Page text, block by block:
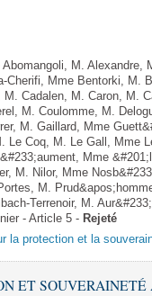
M. Alexandre,
Cherifi, Mme Bentorki, M.
Cadalen, M. Caron, M.
M. Coulomme, M.
M. Gaillard, Mme
Le Coq, M. Le Gall, Mme
Mme
M. Nilor, Mme
M.
Terrenoir, M.
- Article 5 - Rejeté
la protection et la
ET SOUVERAINETÉ